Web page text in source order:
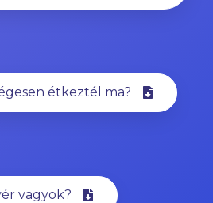
étkeztél ma?
vagyok?